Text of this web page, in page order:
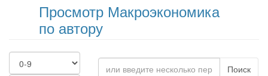
Просмотр Макроэкономика
по автору
Поиск